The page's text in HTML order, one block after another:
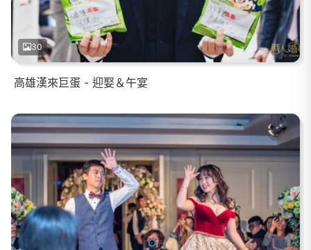
30
高雄漢來巨蛋 - 迎娶＆午宴